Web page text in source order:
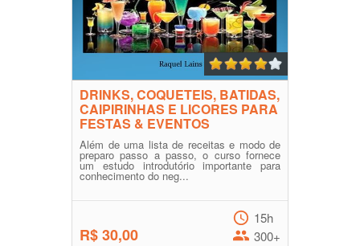
DRINKS, COQUETEIS, BATIDAS,
CAIPIRINHAS E LICORES PARA
FESTAS & EVENTOS
Além de uma lista de receitas e modo de
preparo passo a passo, o curso fornece
um estudo introdutório importante para
conhecimento do neg...
R$ 30,00
15h
300+